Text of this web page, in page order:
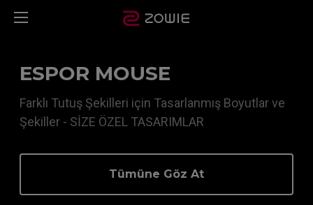
ESPOR MOUSE
Farklı Tutuş Şekilleri için Tasarlanmış Boyutlar ve
Şekiller - SİZE ÖZEL TASARIMLAR
Tümüne Göz At